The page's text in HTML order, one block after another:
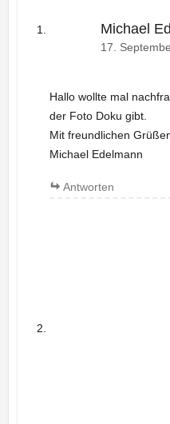
Michael
17.
Hallo wollte mal
der Foto Doku gibt.
Mit freundlichen
Michael Edelmann
Antworten